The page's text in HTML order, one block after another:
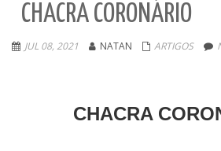
CHACRA CORONÁRIO
JUL 08, 2021 NATAN ARTIGOS
CHACRA